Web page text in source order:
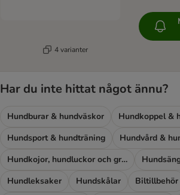
4 varianter
Har du inte hittat något ännu?
Hundburar & hundväskor
Hundkoppel &
Hundsport & hundträning
Hundvård &
Hundkojor, hundluckor och grindar
Hundleksaker
Hundskålar
Biltillbehör